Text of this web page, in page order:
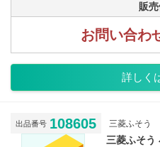
販
お問い合わ
詳しく
出品番号 108605 三菱ふそう
三菱ふそう